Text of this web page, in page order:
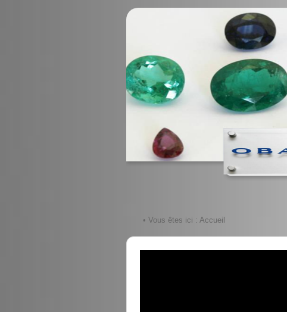
• Vous êtes ici : Accueil